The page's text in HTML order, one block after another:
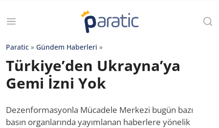
Paratic » Gündem Haberleri »
Türkiye’den Ukrayna’ya
Gemi İzni Yok
Dezenformasyonla Mücadele Merkezi bugün bazı
basın organlarında yayımlanan haberlere yönelik